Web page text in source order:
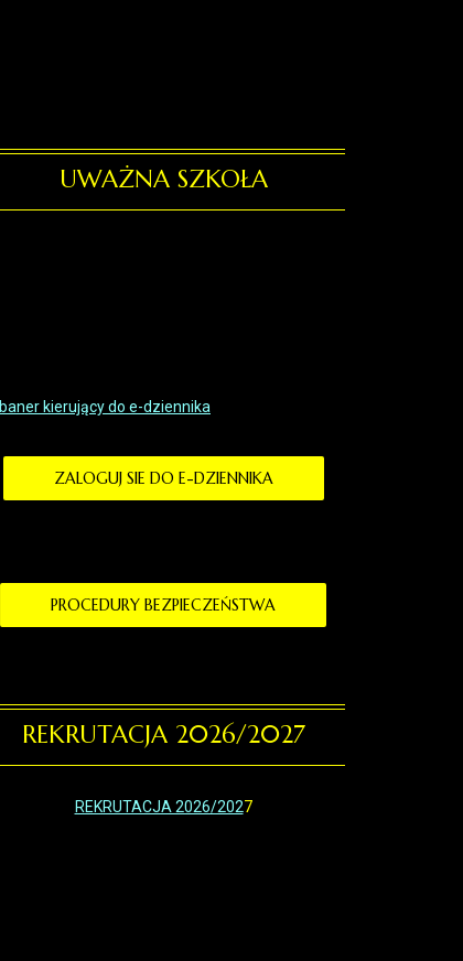
UWAŻNA SZKOŁA
ZALOGUJ SIE DO E-DZIENNIKA
PROCEDURY BEZPIECZEŃSTWA
REKRUTACJA 2026/2027
REKRUTACJA 2026/2027